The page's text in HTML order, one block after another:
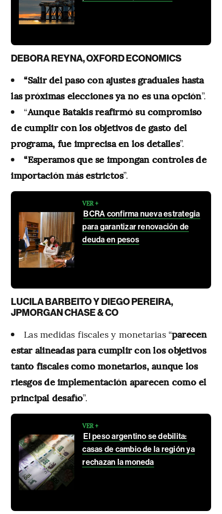
DEBORA REYNA, OXFORD ECONOMICS
“Salir del paso con ajustes graduales hasta
las próximas elecciones ya no es una opción”.
“Aunque Batakis reafirmó su compromiso
de cumplir con los objetivos de gasto del
programa, fue imprecisa en los detalles”.
“Esperamos que se impongan controles de
importación más estrictos”.
VER +
BCRA confirma nueva estrategia
para garantizar renovación de
deuda en pesos
LUCILA BARBEITO Y DIEGO PEREIRA,
JPMORGAN CHASE & CO
Las medidas fiscales y monetarias “parecen
estar alineadas para cumplir con los objetivos
tanto fiscales como monetarios, aunque los
riesgos de implementación aparecen como el
principal desafío”.
VER +
El peso argentino se debilita:
casas de cambio de la región ya
rechazan la moneda